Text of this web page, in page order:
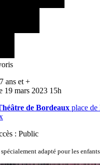
ans et +
19 mars 2023 15h
de Bordeaux place
: Public
adapté pour les enfants.